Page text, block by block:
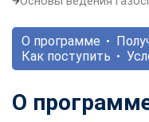
О программе
Как поступить
О